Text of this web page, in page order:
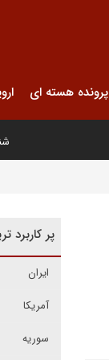
پرونده هسته ای
شنبه
پر کاربرد
ایران
آمریکا
سوریه